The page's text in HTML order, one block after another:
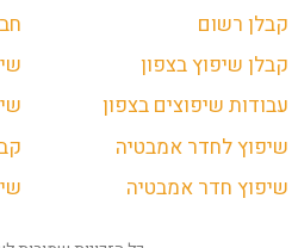
קבלן רשום
קבלן שיפוץ בצפון
עבודות שיפוצים בצפון
שיפוץ לחדר אמבטיה
שיפוץ חדר אמבטיה